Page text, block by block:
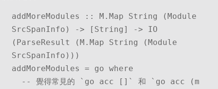
addMoreModules :: M.Map String (Module
SrcSpanInfo) -> [String] -> IO
(ParseResult (M.Map String (Module
SrcSpanInfo)))
addMoreModules = go where